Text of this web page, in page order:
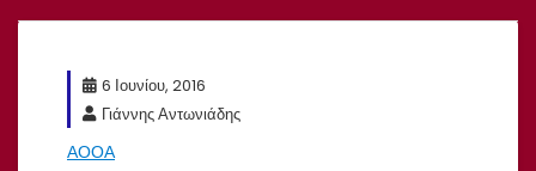
6 Ιουνίου, 2016
Γιάννης Αντωνιάδης
ΑΟΟΑ